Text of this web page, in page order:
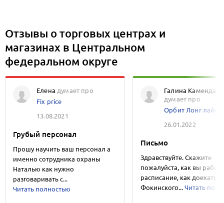
Отзывы о торговых центрах и
магазинах в Центральном
федеральном округе
Елена думает про
Fix price
13.08.2021
Грубый персонал
Прошу научить ваш персонал а
именно сотрудника охраны
Наталью как нужно
разговаривать с...
Читать полностью
Галина
думает про
Орбит Лонг лайф
26.01.2022
Письмо
Здравствуйте. Скажите
пожалуйста, как вы
расписание, как доехать к
Фокинского...Читать